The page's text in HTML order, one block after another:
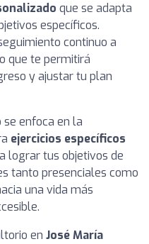
que se adapta
específicos.
continuo a
que te permitirá
y ajustar tu plan
se enfoca en la
ejercicios específicos
lograr tus objetivos de
tanto presenciales como
una vida más
en José María